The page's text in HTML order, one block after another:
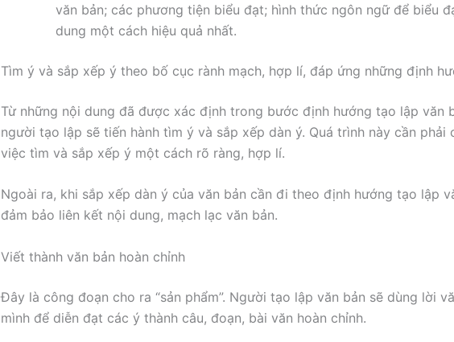
văn bản; các phương tiện biểu đạt; hình thức ngôn ngữ để biểu
dung một cách hiệu quả nhất.
Tìm ý và sắp xếp ý theo bố cục rành mạch, hợp lí, đáp ứng những định
Từ những nội dung đã được xác định trong bước định hướng tạo lập văn
người tạo lập sẽ tiến hành tìm ý và sắp xếp dàn ý. Quá trình này cần phải
việc tìm và sắp xếp ý một cách rõ ràng, hợp lí.
Ngoài ra, khi sắp xếp dàn ý của văn bản cần đi theo định hướng tạo lập
đảm bảo liên kết nội dung, mạch lạc văn bản.
Viết thành văn bản hoàn chỉnh
Đây là công đoạn cho ra “sản phẩm”. Người tạo lập văn bản sẽ dùng lời
mình để diễn đạt các ý thành câu, đoạn, bài văn hoàn chỉnh.